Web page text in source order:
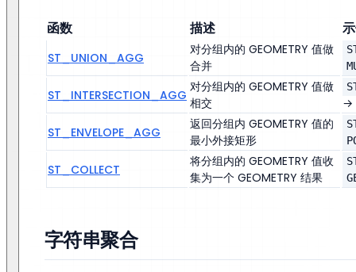
函数 描述
ST_UNION_AGG
对分组内的 GEOMETRY 值做
合并
ST_INTERSECTION_AGG
对分组内的 GEOMETRY 值做
相交
→
ST_ENVELOPE_AGG
返回分组内 GEOMETRY 值的
最小外接矩形
ST_COLLECT
将分组内的 GEOMETRY 值收
集为一个 GEOMETRY 结果
字符串聚合